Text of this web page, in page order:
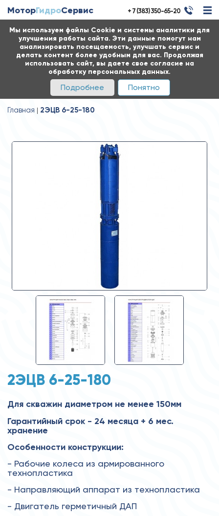
Мы используем файлы Cookie и системы аналитики для
улучшения работы сайта. Эти данные помогут нам
анализировать посещаемость, улучшать сервис и
делать контент более удобным для вас. Продолжая
использовать сайт, вы даете свое согласие на
обработку персональных данных.
Подробнее Понятно
МоторГидроСервис + 7 (383) 350-65-20
Главная 2ЭЦВ 6-25-180
2ЭЦВ 6-25-180
Для скважин диаметром не менее 150мм
Гарантийный срок - 24 месяца + 6 мес.
хранение
Особенности конструкции:
- Рабочие колеса из армированного
технопластика
- Направляющий аппарат из технопластика
- Двигатель герметичный ДАП